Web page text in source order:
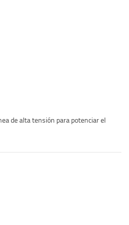
de alta tensión para potenciar el